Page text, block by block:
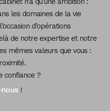
les domaines de la vie
d’opérations
de notre expertise et notre
mêmes valeurs que vous :
confiance ?
!